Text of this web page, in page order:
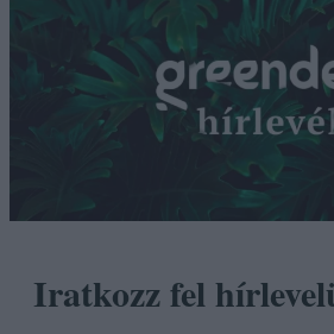
Iratkozz fel